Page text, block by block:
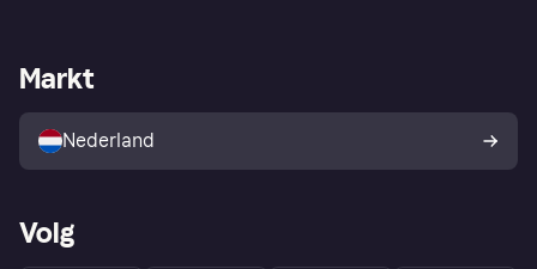
Winkeloverzicht
Kopersbescherming voor
consumenten
Zakelijke login
Markt
Nederland
Volg